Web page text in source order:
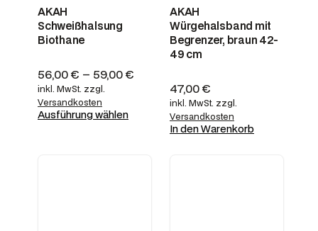
AKAH
Schweißhalsung
Biothane
56,00€ – 59,00€
inkl. MwSt. zzgl.
Versandkosten
Ausführung wählen
AKAH
Würgehalsband mit
Begrenzer, braun 42-
49 cm
47,00€
inkl. MwSt. zzgl.
Versandkosten
In den Warenkorb